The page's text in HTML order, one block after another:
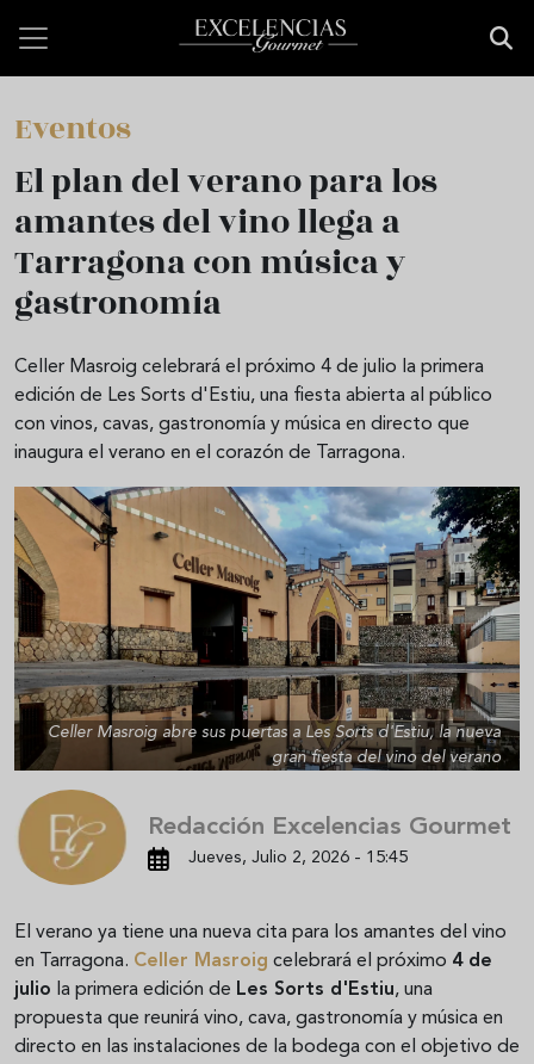
Eventos
El plan del verano para los
amantes del vino llega a
Tarragona con música y
gastronomía
Celler Masroig celebrará el próximo 4 de julio la primera
edición de Les Sorts d'Estiu, una fiesta abierta al público
con vinos, cavas, gastronomía y música en directo que
inaugura el verano en el corazón de Tarragona.
Celler Masroig abre sus puertas a Les Sorts d'Estiu, la nueva
gran fiesta del vino del verano
Redacción Excelencias Gourmet
Jueves, Julio 2, 2026 - 15:45
El verano ya tiene una nueva cita para los amantes del vino
en Tarragona. Celler Masroig celebrará el próximo 4 de
julio la primera edición de Les Sorts d'Estiu, una
propuesta que reunirá vino, cava, gastronomía y música en
directo en las instalaciones de la bodega con el objetivo de